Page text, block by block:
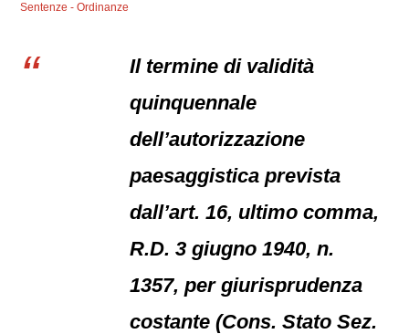
Sentenze - Ordinanze
Il termine di validità
quinquennale
dell’autorizzazione
paesaggistica prevista
dall’art. 16, ultimo comma,
R.D. 3 giugno 1940, n.
1357, per giurisprudenza
costante (Cons. Stato Sez.